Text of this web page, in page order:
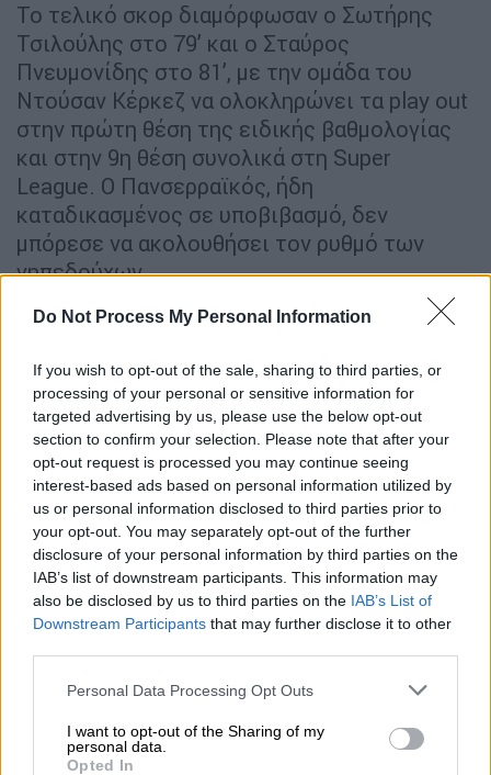
Do Not Process My Personal Information
If you wish to opt-out of the sale, sharing to third parties, or
processing of your personal or sensitive information for
targeted advertising by us, please use the below opt-out
section to confirm your selection. Please note that after your
opt-out request is processed you may continue seeing
interest-based ads based on personal information utilized by
us or personal information disclosed to third parties prior to
your opt-out. You may separately opt-out of the further
disclosure of your personal information by third parties on the
IAB’s list of downstream participants. This information may
also be disclosed by us to third parties on the IAB’s List of
Downstream Participants that may further disclose it to other
Please note that this website/app uses one or more Google
not limited to your visit or usage behaviour. You may click to
grant or deny consent to Google and its third-party tags to
Personal Data Processing Opt Outs
I want to opt-out of the Sharing of my
personal data.
Opted In
Το τελικό σκορ διαμόρφωσαν ο Σωτήρης
Τσιλούλης στο 79’ και ο Σταύρος
Πνευμονίδης στο 81’, με την ομάδα του
Ντούσαν Κέρκεζ να ολοκληρώνει τα play out
στην πρώτη θέση της ειδικής βαθμολογίας
και στην 9η θέση συνολικά στη Super
League. Ο Πανσερραϊκός, ήδη
καταδικασμένος σε υποβιβασμό, δεν
μπόρεσε να ακολουθήσει τον ρυθμό των
γηπεδούχων.
Ατρόμητος(Ντούσαν Κέρκεζ): Αθανασίου,
Γιώργος Παπαδόπουλος), Τσιγγάρας, Μίχορλ
(59’ Μιχόρλ), Πνευμονίδης, Τσούμπερ (82’
Γιουμπιτάνα), Φαν Βέερτ (59’ Καραμάνης),
Μπάκου (59’ Τσαντίλας).
Πανσερραϊκός(Ζεράρ Σαραγόσα): Σακαλίδης,
Καρασαλίδης, Χάβος (46’ Λύρατζης), Βολνέι,
Γεωργιάδης, Ομεονγκά, Ρουμιάντσεβ (46’
Ριέρα), Σαλάμ (73’ Λιάσος), Καρέλης (46’ Ίβαν),
Μασκανάκης (46’ Τεϊσέιρα).
ολοκλήρωσε με νίκη την εφετινή του πορεία,